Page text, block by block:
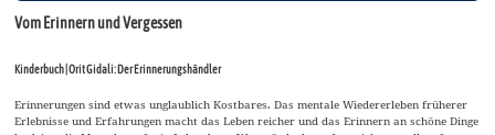
Vom Erinnern und Vergessen
Kinderbuch | Orit Gidali: Der Erinnerungshändler
Erinnerungen sind etwas unglaublich Kostbares. Das mentale Wiedererleben früherer
Erlebnisse und Erfahrungen macht das Leben reicher und das Erinnern an schöne Dinge